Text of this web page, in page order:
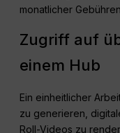
monatlicher
Zugriff auf
einem Hub
Ein einheitlicher
zu generieren,
Roll-Videos zu